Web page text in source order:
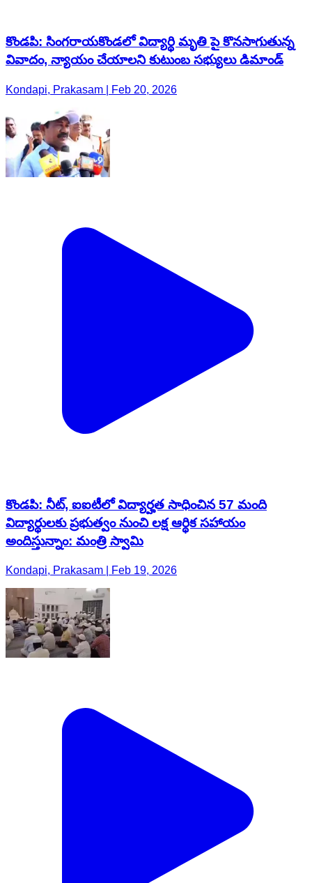
కొండపి: సింగరాయకొండలో విద్యార్థి మృతి పై కొనసాగుతున్న
వివాదం, న్యాయం చేయాలని కుటుంబ సభ్యులు డిమాండ్
Kondapi, Prakasam | Feb 20, 2026
కొండపి: నీట్, ఐఐటీలో విద్యార్హత సాధించిన 57 మంది
విద్యార్థులకు ప్రభుత్వం నుంచి లక్ష ఆర్థిక సహాయం
అందిస్తున్నాం: మంత్రి స్వామి
Kondapi, Prakasam | Feb 19, 2026